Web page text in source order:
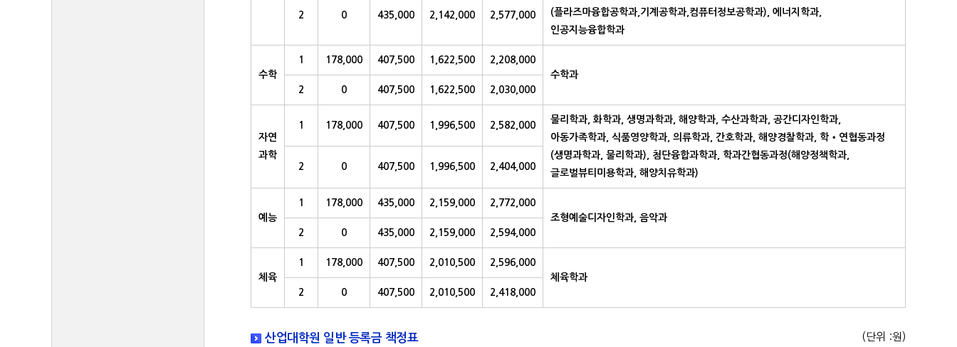
(플라즈마융합공학과,기계공학과,컴퓨터정보공학과), 에너지학과,
인공지능융합학과
2 0 435,000 2,142,000 2,577,000
수학
1 178,000 407,500 1,622,500
2,208,000
수학과
2
0 407,500 1,622,500 2,030,000
자연
과학
1 178,000 407,500 1,996,500 2,582,000
물리학과, 화학과, 생명과학과, 해양학과, 수산과학과, 공간디자인학과,
아동가족학과, 식품영양학과, 의류학과, 간호학과, 해양경찰학과, 학‧연협동과정
(생명과학과, 물리학과), 첨단융합과학과, 학과간협동과정(해양정책학과,
글로벌뷰티미용학과, 해양치유학과)
2 0 407,500 1,996,500 2,404,000
예능
1 178,000 435,000 2,159,000
2,772,000
조형예술디자인학과, 음악과
2
0 435,000 2,159,000 2,594,000
체육
1 178,000 407,500 2,010,500
2,596,000
체육학과
2
0 407,500 2,010,500 2,418,000
산업대학원 일반 등록금 책정표 (단위 :원)